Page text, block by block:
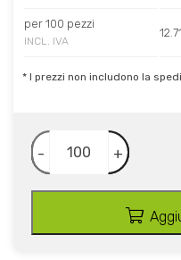
per 100 pezzi
INCL. IVA
12.71
* I prezzi non includono la
- +